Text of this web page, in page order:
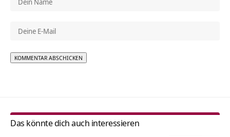
Das könnte dich auch interessieren